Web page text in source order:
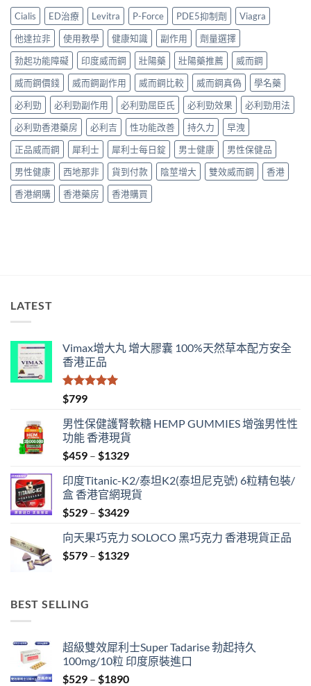
買
指
南〉
中
藥
購
買
比
較〉
中
果、
價
錢、
副
作
用
全
面
較
與
香
港
購
買
指
南〉
與
Kamagra
Oral
Jelly
全
面
比
較〉
裡
買？
犀
利
士
學
名
藥
買
渠
道、
價
錢
與
真
假
Cialis ED治療 Levitra P-Force PDE5抑制劑
Viagra
他達拉非
使用教學 健康知識 副作用
劑量選擇
勃起功能障礙
印度威而鋼 壯陽藥 壯陽藥推薦
威而鋼
威而鋼價錢
威而鋼副作用 威而鋼比較 威而鋼真偽
學名藥
必利勁
必利勁副作用 必利勁屈臣氏 必利勁效果
必利勁用法
必利勁香港藥房
必利吉 性功能改善 持久力
早洩
正品威而鋼
犀利士 犀利士每日錠 男士健康
男性保健品
男性健康
西地那非 貨到付款 陰莖增大 雙效威而鋼
香港
香港網購
香港藥房 香港購買
LATEST
Vimax增大丸 增大膠囊 100%天然草本配方安全
香港正品
評分
滿分 5
$799
男性保健護腎軟糖 HEMP GUMMIES 增強男性性
功能 香港現貨
$459 – $1329Price
$459
through
$1329
印度Titanic-K2/泰坦K2(泰坦尼克號) 6粒精包裝/
盒 香港官網現貨
$529 – $3429Price
$529
through
向天果巧克力 SOLOCO 黑巧克力 香港現貨正品
$579 – $1329Price
BEST SELLING
超級雙效犀利士Super Tadarise 勃起持久
100mg/10粒 印度原裝進口
$529 – $1890Price